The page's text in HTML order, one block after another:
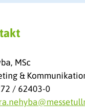
MSc
&
/ 62403-0